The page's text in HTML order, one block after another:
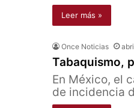
Leer más »
Once Noticias
Tabaquismo,
En México, el
de incidencia